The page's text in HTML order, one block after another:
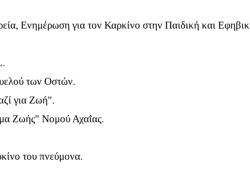
Ενημέρωση για τον Καρκίνο στην Παιδική και
των Οστών.
για Ζωή".
Ζωής" Νομού Αχαΐας.
του πνεύμονα.